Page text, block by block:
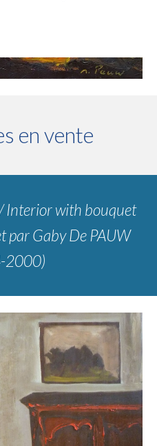
en vente
Interior with bouquet
parGaby De PAUW
2000)